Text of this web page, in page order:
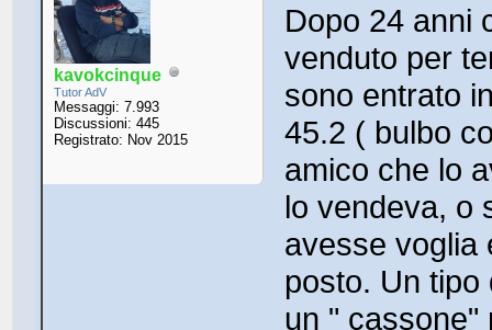
kavokcinque
Tutor AdV
Messaggi: 7.993
Discussioni: 445
Registrato: Nov 2015
Dopo 24 anni
venduto per
sono entrato
45.2 ( bulbo
amico che lo
lo vendeva, o
avesse voglia
posto. Un
un " cassone"